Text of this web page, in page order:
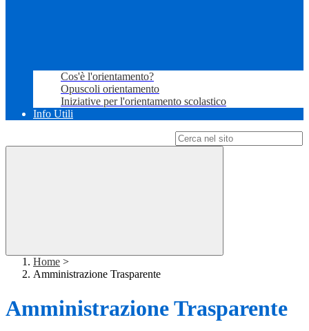
Cos'è l'orientamento?
Opuscoli orientamento
Iniziative per l'orientamento scolastico
Info Utili
Home >
Amministrazione Trasparente
Amministrazione Trasparente